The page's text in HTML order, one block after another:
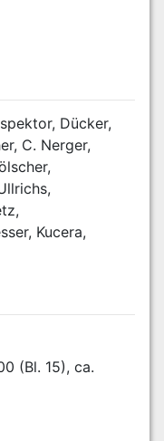
Dücker,
C. Nerger,
Kucera,
(Bl. 15), ca.